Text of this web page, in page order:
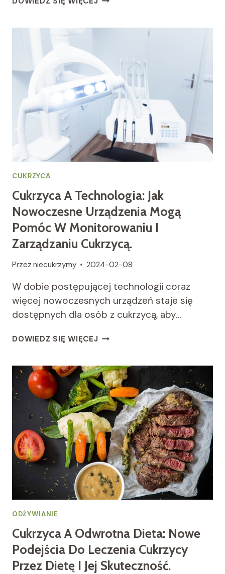
CUKRZYCA
Cukrzyca A Technologia: Jak
Nowoczesne Urządzenia Mogą
Pomóc W Monitorowaniu I
Zarządzaniu Cukrzycą.
Przez niecukrzymy 2024-02-08
W dobie postępującej technologii coraz
więcej nowoczesnych urządzeń staje się
dostępnych dla osób z cukrzycą, aby…
DOWIEDZ SIĘ WIĘCEJ CUKRZYCA
JAK
NOWOCZESNE
URZĄDZENIA
MOGĄ
POMÓC
W
MONITOROWANIU
I
ZARZĄDZANIU
CUKRZYCĄ.
ODŻYWIANIE
Cukrzyca A Odwrotna Dieta: Nowe
Podejścia Do Leczenia Cukrzycy
Przez Dietę I Jej Skuteczność.